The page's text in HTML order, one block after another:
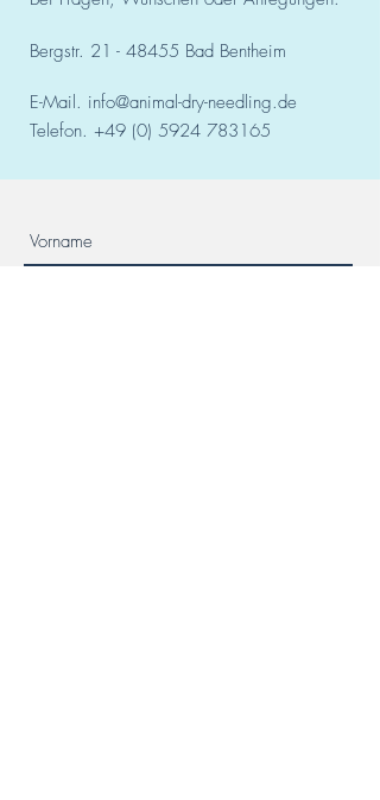
Bergstr. 21 - 48455 Bad Bentheim
E-Mail. info@animal-dry-needling.de
Telefon. +49 (0) 5924 783165